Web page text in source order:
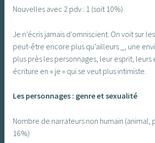
Nouvelles avec 2 pdv : 1 (soit 10%)
Je n’écris jamais d’omniscient. On voit sur
peut-être encore plus qu’ailleurs _, une
plus près les personnages, leur esprit, leurs
écriture en « je » qui se veut plus intimiste.
Les personnages : genre et sexualité
Nombre de narrateurs non humain (animal,
16%)